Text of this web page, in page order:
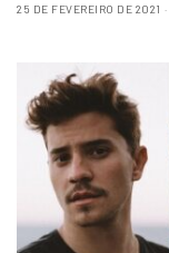
25 DE FEVEREIRO DE 2021